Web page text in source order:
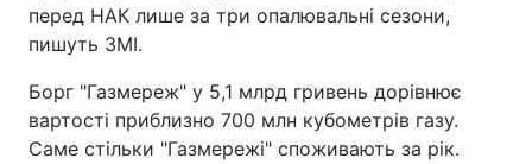
перед НАК лише за три опалювальні сезони,
пишуть ЗМІ.
Борг "Газмереж" у 5,1 млрд гривень дорівнює
вартості приблизно 700 млн кубометрів газу.
Саме стільки "Газмережі" споживають за рік.